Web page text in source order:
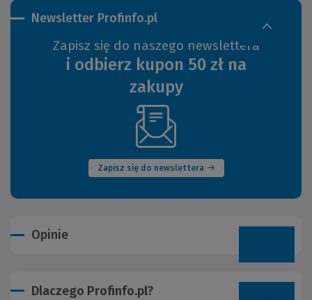
Newsletter Profinfo.pl
Zapisz się do naszego newslettera
i odbierz kupon 50 zł na
zakupy
Zapisz się do newslettera
(Nowe
okno)
Opinie
Dlaczego Profinfo.pl?